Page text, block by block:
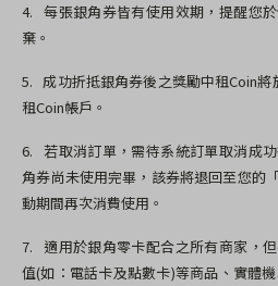
4.每張銀角券皆有使用效期，提醒您
棄。
5. 成功折抵銀角券後之獎勵中租Coin將
租Coin帳戶 。
6.若取消訂單，需待系統訂單取消成
角券尚未使用完畢，該券將退回至您的
動期間再次消費使用。
7.適用於銀角零卡配合之所有商家，
值(如：電話卡及點數卡)等商品、實體